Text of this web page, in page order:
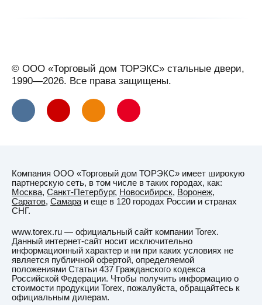
© ООО «Торговый дом ТОРЭКС» стальные двери,
1990—2026. Все права защищены.
Компания ООО «Торговый дом ТОРЭКС» имеет широкую
партнерскую сеть, в том числе в таких городах, как:
Москва, Санкт-Петербург, Новосибирск, Воронеж,
Саратов, Самараи еще в 120 городах России и странах
СНГ.
www.torex.ru — официальный сайт компании Torex.
Данный интернет-сайт носит исключительно
информационный характер и ни при каких условиях не
является публичной офертой, определяемой
положениями Статьи 437 Гражданского кодекса
Российской Федерации. Чтобы получить информацию о
стоимости продукции Torex, пожалуйста, обращайтесь к
официальным дилерам.